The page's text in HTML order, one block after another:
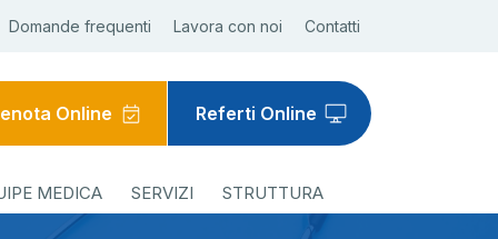
Domande frequenti Lavora con noi Contatti
Online Referti Online
MEDICA SERVIZI STRUTTURA